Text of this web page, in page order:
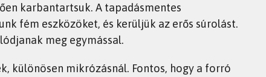
karbantartsuk. A tapadásmentes
fém eszközöket, és kerüljük az erős súrolást.
meg egymással.
különösen mikrózásnál. Fontos, hogy a forró